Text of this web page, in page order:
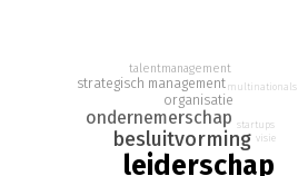
leiders en bazen.
leiderschap
besluitvorming
ondernemerschap
organisatie
strategisch management
talentmanagement
startups
visie
multinationals